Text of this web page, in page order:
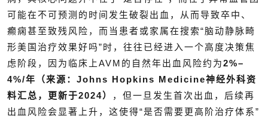
可能在不可预测的时间发生破裂出血，从而导致卒中、
癫痫甚至致残风险，而当患者或家属在搜索“脑动静脉畸
形美国治疗效果好吗”时，往往已经进入一个高度决策焦
虑阶段，因为临床上AVM的自然年出血风险约为2%–
4%/年（来源：Johns Hopkins Medicine神经外科资
料汇总，更新于2024）
，但一旦发生首次出血，后续再
出血风险会显著上升，这使得“是否需要更高阶治疗体系”